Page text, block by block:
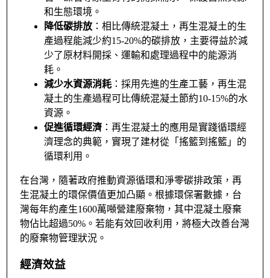
和生態環境。
降低碳排放 ：相比傳統混凝土，再生混凝土的生
產過程能減少約15-20%的碳排放，主要得益於減
少了原材料開採、運輸和處理過程中的能源消
耗。
減少水資源消耗 ：採用先進的生產工藝，再生混
凝土的生產過程可比傳統混凝土節約10-15%的水
資源。
促進循環經濟 ：再生混凝土的應用是實踐循環經
濟理念的典範，實現了建材從「搖籃到搖籃」的
循環利用。
在台灣，隨著政府推動資源循環和淨零碳排政策，再
生混凝土的環保價值更加凸顯。根據環保署數據，台
灣每年約產生1600萬噸營建廢棄物，其中混凝土廢棄
物佔比超過50%。若能有效回收利用，將極大改善台灣
的廢棄物管理狀況。
經濟效益